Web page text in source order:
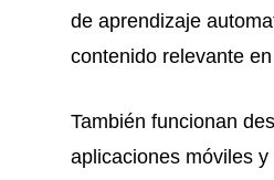
de aprendizaje
contenido relevante
También funcionan
aplicaciones móviles